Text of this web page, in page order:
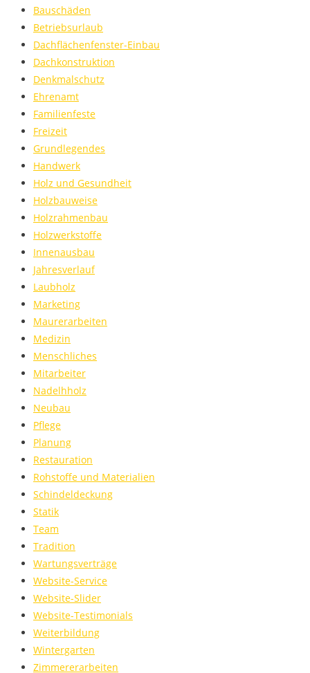
Bauschäden
Betriebsurlaub
Dachflächenfenster-Einbau
Dachkonstruktion
Denkmalschutz
Ehrenamt
Familienfeste
Freizeit
Grundlegendes
Handwerk
Holz und Gesundheit
Holzbauweise
Holzrahmenbau
Holzwerkstoffe
Innenausbau
Jahresverlauf
Laubholz
Marketing
Maurerarbeiten
Medizin
Menschliches
Mitarbeiter
Nadelhholz
Neubau
Pflege
Planung
Restauration
Rohstoffe und Materialien
Schindeldeckung
Statik
Team
Tradition
Wartungsverträge
Website-Service
Website-Slider
Website-Testimonials
Weiterbildung
Wintergarten
Zimmererarbeiten